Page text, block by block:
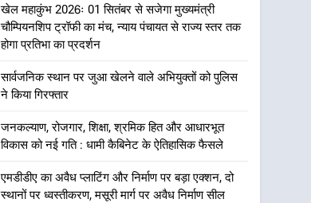
गठन
7
मुख्यमंत्री धामी बोले- युवाओं को
प्राथमिकता, आने वाले महीनों में
उत्तराखंड समाचार
दिल्ली-देहरादून आर्थिक कॉरिडोर
से जुड़ी 12 किमी ग्रीनफील्ड
बाईपास परियोजना का डीएम ने
किया निरीक्षण; समयबद्ध एवं
उत्तराखंड समाचार
खेल महाकुंभ 2026ः 01 सितंबर से सजेगा मुख्यमंत्री
चौम्पियनशिप ट्रॉफी का मंच, न्याय पंचायत से राज्य स्तर तक
होगा प्रतिभा का प्रदर्शन
सार्वजनिक स्थान पर जुआ खेलने वाले अभियुक्तों को पुलिस
ने किया गिरफ्तार
जनकल्याण, रोजगार, शिक्षा, श्रमिक हित और आधारभूत
विकास को नई गति : धामी कैबिनेट के ऐतिहासिक फैसले
एमडीडीए का अवैध प्लाटिंग और निर्माण पर बड़ा एक्शन, दो
स्थानों पर ध्वस्तीकरण, मसूरी मार्ग पर अवैध निर्माण सील